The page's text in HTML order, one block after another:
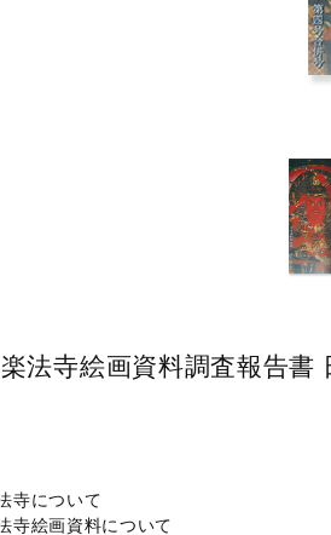
法寺絵画資料調査報告書
寺について
絵画資料について